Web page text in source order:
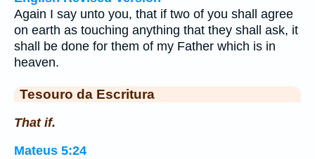
Again I say unto you, that if two of you shall agree
on earth as touching anything that they shall ask, it
shall be done for them of my Father which is in
heaven.
Tesouro da Escritura
That if.
Mateus 5:24